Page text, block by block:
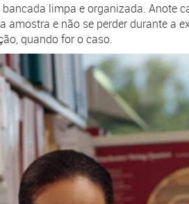
bancada limpa e organizada. Anote
amostra e não se perder durante a
quando for o caso.